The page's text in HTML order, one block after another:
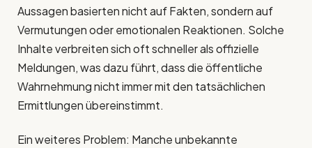
Aussagen basierten nicht auf Fakten, sondern auf
Vermutungen oder emotionalen Reaktionen. Solche
Inhalte verbreiten sich oft schneller als offizielle
Meldungen, was dazu führt, dass die öffentliche
Wahrnehmung nicht immer mit den tatsächlichen
Ermittlungen übereinstimmt.
Ein weiteres Problem: Manche unbekannte